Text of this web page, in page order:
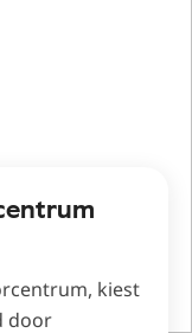
kiest
door